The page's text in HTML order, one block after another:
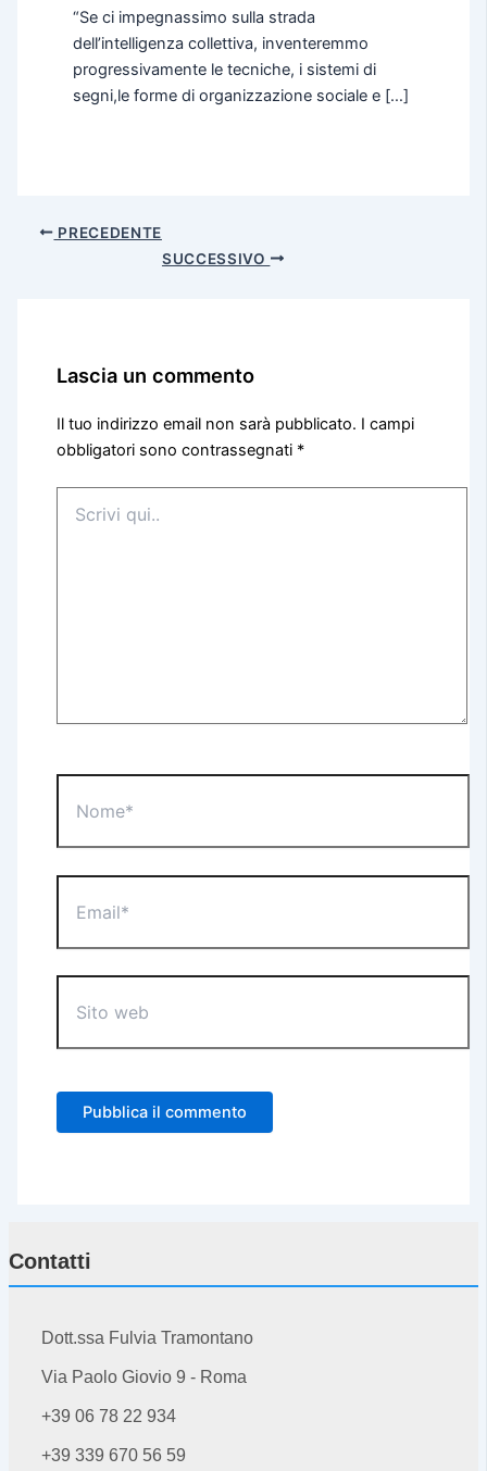
“Se ci impegnassimo sulla strada
dell’intelligenza collettiva, inventeremmo
progressivamente le tecniche, i sistemi di
segni,le forme di organizzazione sociale e […]
PRECEDENTE
SUCCESSIVO
Lascia un commento
Il tuo indirizzo email non sarà pubblicato. I campi
obbligatori sono contrassegnati *
qui..
web
Contatti
Dott.ssa Fulvia Tramontano
Via Paolo Giovio 9 - Roma
+39 06 78 22 934
+39 339 670 56 59